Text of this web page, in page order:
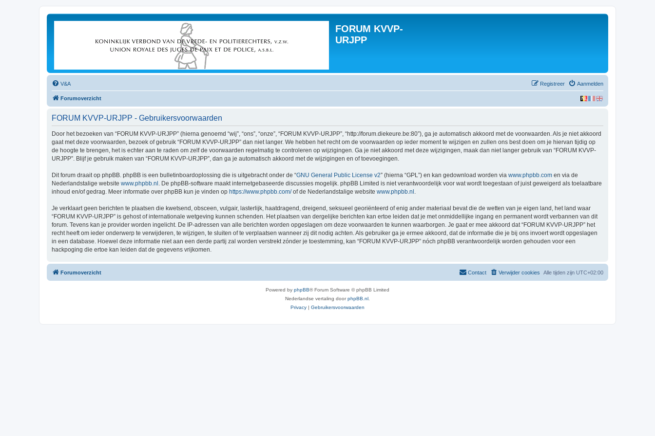
FORUM KVVP-
URJPP
V&A Aanmelden
Registreer
Forumoverzicht
FORUM KVVP-URJPP - Gebruikersvoorwaarden
Door het bezoeken van “FORUM KVVP-URJPP” (hierna genoemd “wij”, “ons”, “onze”, “FORUM KVVP-URJPP”, “http://forum.diekeure.be:80”), ga je automatisch akkoord met de voorwaarden. Als je niet akkoord
gaat met deze voorwaarden, bezoek of gebruik “FORUM KVVP-URJPP” dan niet langer. We hebben het recht om de voorwaarden op ieder moment te wijzigen en zullen ons best doen om je hiervan tijdig op
de hoogte te brengen, het is echter aan te raden om zelf de voorwaarden regelmatig te controleren op wijzigingen. Ga je niet akkoord met deze wijzigingen, maak dan niet langer gebruik van “FORUM KVVP-
URJPP”. Blijf je gebruik maken van “FORUM KVVP-URJPP”, dan ga je automatisch akkoord met de wijzigingen en of toevoegingen.
Dit forum draait op phpBB. phpBB is een bulletinboardoplossing die is uitgebracht onder de “GNU General Public License v2” (hierna “GPL”) en kan gedownload worden via www.phpbb.com en via de
Nederlandstalige website www.phpbb.nl . De phpBB-software maakt internetgebaseerde discussies mogelijk. phpBB Limited is niet verantwoordelijk voor wat wordt toegestaan of juist geweigerd als toelaatbare
inhoud en/of gedrag. Meer informatie over phpBB kun je vinden op https://www.phpbb.com/of de Nederlandstalige website www.phpbb.nl .
Je verklaart geen berichten te plaatsen die kwetsend, obsceen, vulgair, lasterlijk, haatdragend, dreigend, seksueel georiënteerd of enig ander materiaal bevat die de wetten van je eigen land, het land waar
“FORUM KVVP-URJPP” is gehost of internationale wetgeving kunnen schenden. Het plaatsen van dergelijke berichten kan ertoe leiden dat je met onmiddellijke ingang en permanent wordt verbannen van dit
forum. Tevens kan je provider worden ingelicht. De IP-adressen van alle berichten worden opgeslagen om deze voorwaarden te kunnen waarborgen. Je gaat er mee akkoord dat “FORUM KVVP-URJPP” het
recht heeft om ieder onderwerp te verwijderen, te wijzigen, te sluiten of te verplaatsen wanneer zij dit nodig achten. Als gebruiker ga je ermee akkoord, dat de informatie die je bij ons invoert wordt opgeslagen
in een database. Hoewel deze informatie niet aan een derde partij zal worden verstrekt zónder je toestemming, kan “FORUM KVVP-URJPP” nóch phpBB verantwoordelijk worden gehouden voor een
hackpoging die ertoe kan leiden dat de gegevens vrijkomen.
Forumoverzicht Alle tijden zijn UTC+02:00
Verwijder cookies
Contact
Powered by phpBB® Forum Software © phpBB Limited
Nederlandse vertaling doorphpBB.nl
Privacy | Gebruikersvoorwaarden